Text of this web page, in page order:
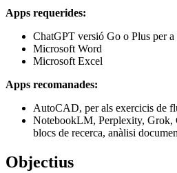
Apps requerides:
ChatGPT versió Go o Plus per
Microsoft Word
Microsoft Excel
Apps recomanades:
AutoCAD, per als exercicis de
NotebookLM, Perplexity, Grok,
blocs de recerca, anàlisi
Objectius